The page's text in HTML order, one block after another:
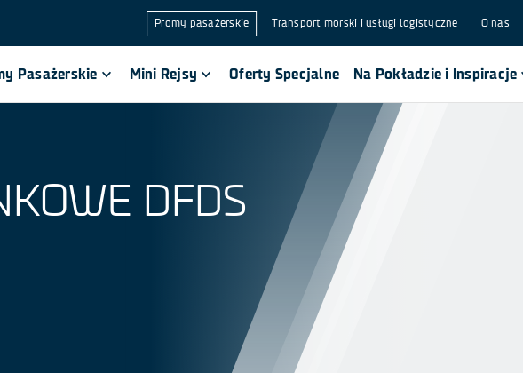
Promy pasażerskie Transport morski i usługi logistyczne O nas
Pasażerskie Mini Rejsy Oferty Specjalne Na Pokładzie i Inspiracje
DFDS